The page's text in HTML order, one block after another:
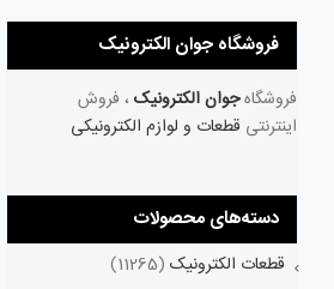
فروشگاه جوان الکترونیک
فروشگاهجوان الکترونیک ، فروش
اینترنتی قطعات و لوازم الکترونیکی
دسته‌های محصولات
قطعات الکترونیک (11265)